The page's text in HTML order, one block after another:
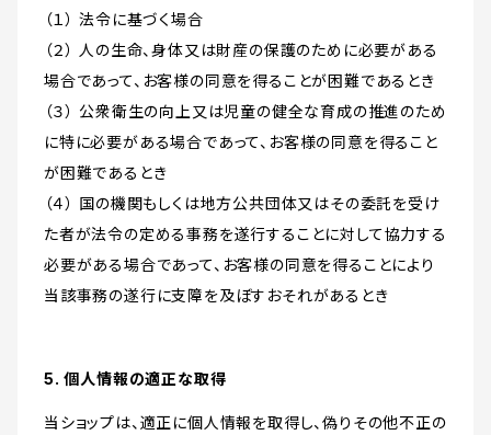
（１） 法令に基づく場合
（２） 人の生命、身体又は財産の保護のために必要がある
場合であって、お客様の同意を得ることが困難であるとき
（３） 公衆衛生の向上又は児童の健全な育成の推進のため
に特に必要がある場合であって、お客様の同意を得ること
が困難であるとき
（４） 国の機関もしくは地方公共団体又はその委託を受け
た者が法令の定める事務を遂行することに対して協力する
必要がある場合であって、お客様の同意を得ることにより
当該事務の遂行に支障を及ぼすおそれがあるとき
5. 個人情報の適正な取得
当ショップは、適正に個人情報を取得し、偽りその他不正の